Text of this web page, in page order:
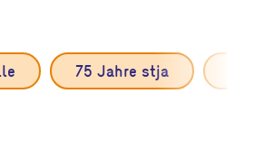
75 Jahre stja